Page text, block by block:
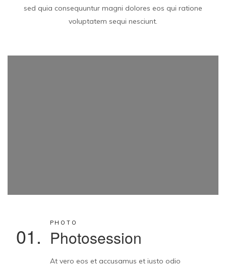
sed quia consequuntur magni dolores eos qui ratione
voluptatem sequi nesciunt.
01.
PHOTO
Photosession
At vero eos et accusamus et iusto odio